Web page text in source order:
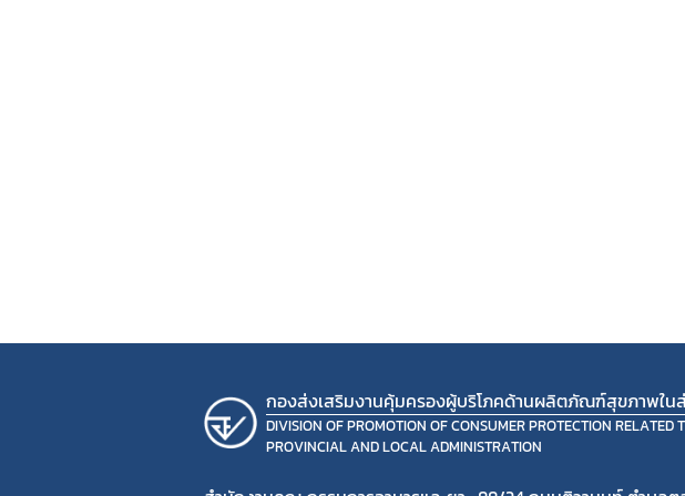
กองส่งเสริมงานคุ้มครองผู้บริโภคด้านผลิตภัณฑ์สุขภาพใน
DIVISION OF PROMOTION OF CONSUMER PROTECTION RELATED
PROVINCIAL AND LOCAL ADMINISTRATION